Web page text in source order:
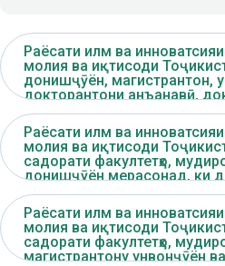
Раёсати илм ва
молия ва иқтисоди
донишҷӯён, магистрантон,
докторантони анъанавӣ,
донишгоҳ мерасонад, ки ...
Раёсати илм ва
молия ва иқтисоди
садорати факултетҳо,
донишҷӯён мерасонад, ки
уми феврали соли 2026
Раёсати илм ва
молия ва иқтисоди
садорати факултетҳо,
магистрантону унвонҷӯён